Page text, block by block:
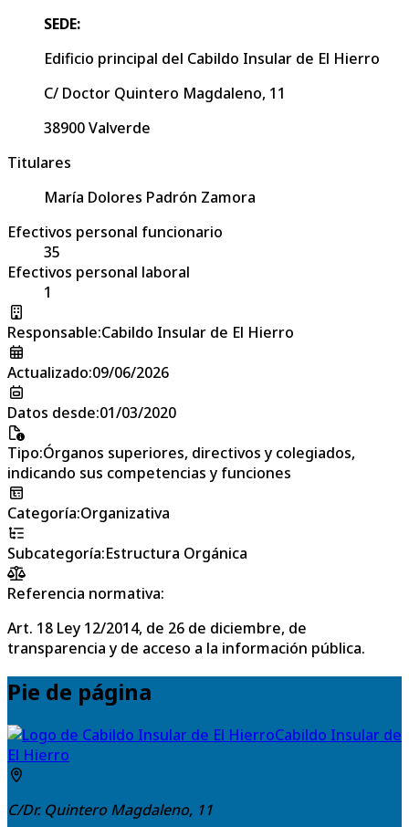
SEDE:
Edificio principal del Cabildo Insular de El Hierro
C/ Doctor Quintero Magdaleno, 11
38900 Valverde
Titulares
María Dolores Padrón Zamora
Efectivos personal funcionario
35
Efectivos personal laboral
1
Responsable:Cabildo Insular de El Hierro
Actualizado:09/06/2026
Datos desde:01/03/2020
Tipo:Órganos superiores, directivos y colegiados,
indicando sus competencias y funciones
Categoría:Organizativa
Subcategoría:Estructura Orgánica
Referencia normativa:
Art. 18 Ley 12/2014, de 26 de diciembre, de
transparencia y de acceso a la información pública.
Pie de página
Cabildo Insular de
El Hierro
C/Dr. Quintero Magdaleno, 11